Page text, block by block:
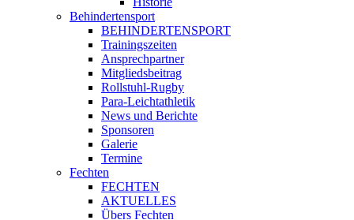
Behindertensport
BEHINDERTENSPORT
Trainingszeiten
Ansprechpartner
Mitgliedsbeitrag
Rollstuhl-Rugby
Para-Leichtathletik
News und Berichte
Sponsoren
Galerie
Termine
Fechten
FECHTEN
AKTUELLES
Übers Fechten